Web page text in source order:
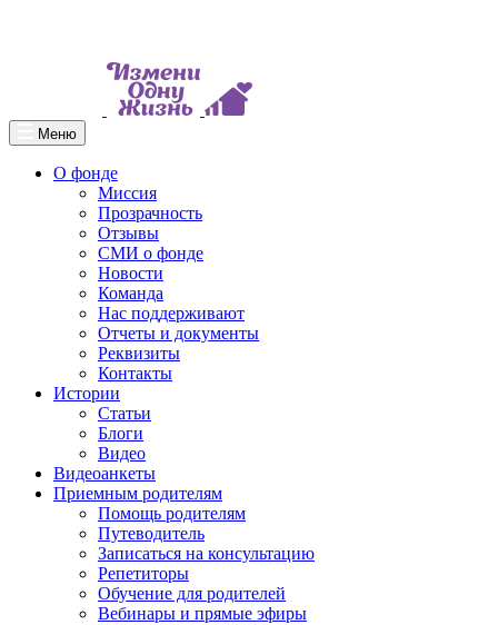
Меню
О фонде
Миссия
Прозрачность
Отзывы
СМИ о фонде
Новости
Команда
Нас поддерживают
Отчеты и документы
Реквизиты
Контакты
Истории
Статьи
Блоги
Видео
Видеоанкеты
Приемным родителям
Помощь родителям
Путеводитель
Записаться на консультацию
Репетиторы
Обучение для родителей
Вебинары и прямые эфиры